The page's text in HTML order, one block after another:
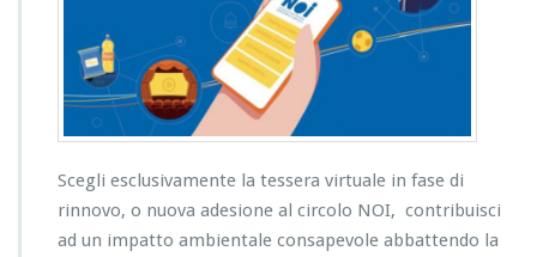
Scegli esclusivamente la tessera virtuale in fase di
rinnovo, o nuova adesione al circolo NOI, contribuisci
ad un impatto ambientale consapevole abbattendo la